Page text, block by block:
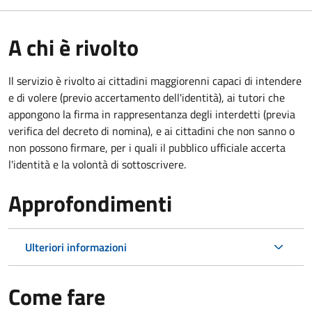
A chi è rivolto
Il servizio è rivolto ai cittadini maggiorenni capaci di intendere
e di volere (previo accertamento dell'identità), ai tutori che
appongono la firma in rappresentanza degli interdetti (previa
verifica del decreto di nomina), e ai cittadini che non sanno o
non possono firmare, per i quali il pubblico ufficiale accerta
l'identità e la volontà di sottoscrivere.
Approfondimenti
Ulteriori informazioni
Come fare